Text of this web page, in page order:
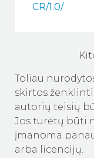
CR/1.0/
Toliau
skirtos
autorių teisių
Jos turėtų būti
įmanoma
arba licencijų.